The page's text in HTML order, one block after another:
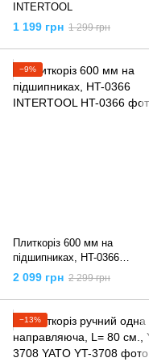
INTERTOOL
1 199 грн 1 299 грн
−9%
Плиткоріз 600 мм на
підшипниках, HT-0366
INTERTOOL
2 099 грн 2 299 грн
−13%